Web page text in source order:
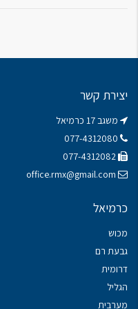
יצירת קשר
משגב 17 כרמיאל
office.rmx@gmail.com
כרמיאל
מכוש
גבעת רם
דרומית
הגליל
מערבית